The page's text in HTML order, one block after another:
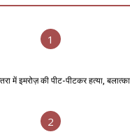
1
में इमरोज़ की पीट-पीटकर हत्या,
2